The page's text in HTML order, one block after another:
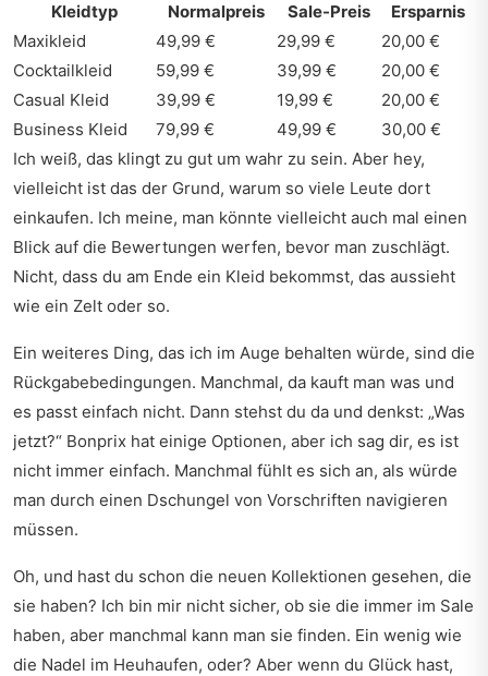
Kleidtyp Normalpreis Sale-Preis
Ersparnis
Maxikleid
49,99 € 29,99 €
20,00 €
Cocktailkleid
59,99 € 39,99 €
20,00 €
Casual Kleid
39,99 € 19,99 €
20,00 €
Business Kleid
79,99 € 49,99 €
30,00 €
Ich weiß, das klingt zu gut um wahr zu sein. Aber hey,
vielleicht ist das der Grund, warum so viele Leute dort
einkaufen. Ich meine, man könnte vielleicht auch mal einen
Blick auf die Bewertungen werfen, bevor man zuschlägt.
Nicht, dass du am Ende ein Kleid bekommst, das aussieht
wie ein Zelt oder so.
Ein weiteres Ding, das ich im Auge behalten würde, sind die
Rückgabebedingungen. Manchmal, da kauft man was und
es passt einfach nicht. Dann stehst du da und denkst: „Was
jetzt?“ Bonprix hat einige Optionen, aber ich sag dir, es ist
nicht immer einfach. Manchmal fühlt es sich an, als würde
man durch einen Dschungel von Vorschriften navigieren
müssen.
Oh, und hast du schon die neuen Kollektionen gesehen, die
sie haben? Ich bin mir nicht sicher, ob sie die immer im Sale
haben, aber manchmal kann man sie finden. Ein wenig wie
die Nadel im Heuhaufen, oder? Aber wenn du Glück hast,